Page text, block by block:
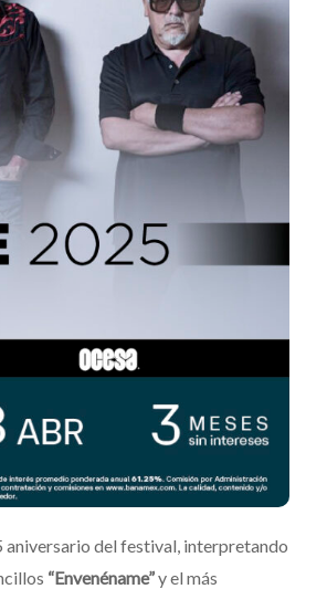
aniversario del festival, interpretando
“Envenéname”y el más
JACK WHITE lanza su
séptimo álbum de estudio
‘Frozen Charlotte’
Edwin Jimenez Julio 13, 2026